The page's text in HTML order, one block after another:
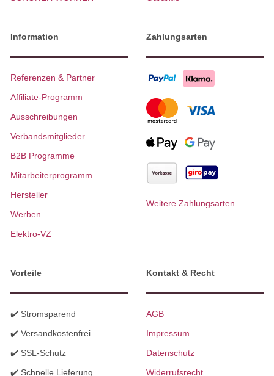
Information
Referenzen & Partner
Affiliate-Programm
Ausschreibungen
Verbandsmitglieder
B2B Programme
Mitarbeiterprogramm
Hersteller
Werben
Elektro-VZ
Zahlungsarten
Weitere Zahlungsarten
Vorteile
✔️ Stromsparend
✔️ Versandkostenfrei
✔️ SSL-Schutz
✔️ Schnelle Lieferung
Kontakt & Recht
AGB
Impressum
Datenschutz
Widerrufsrecht